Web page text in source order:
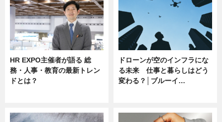
HR EXPO主催者が語る 総
務・人事・教育の最新トレン
ドとは？
ドローンが空のインフラにな
る未来 仕事と暮らしはどう
変わる？│ブルーイ…